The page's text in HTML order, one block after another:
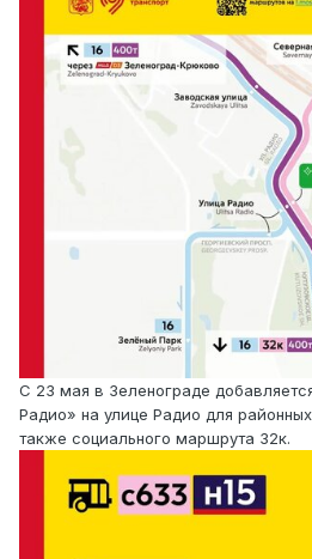
С 23 мая в Зеленограде
Радио» на улице Радио для
также социального маршрута 32к.